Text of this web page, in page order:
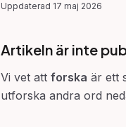
Uppdaterad 17 maj 2026
Artikeln är inte
Vi vet att forska är ett
utforska andra ord